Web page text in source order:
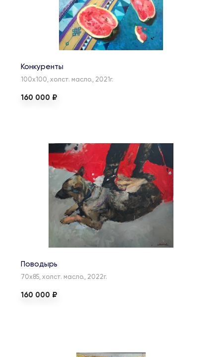
Конкуренты
100х100, холст. масло., 2021г.
160 000 ₽
Поводырь
70х85, холст. масло., 2022г.
160 000 ₽